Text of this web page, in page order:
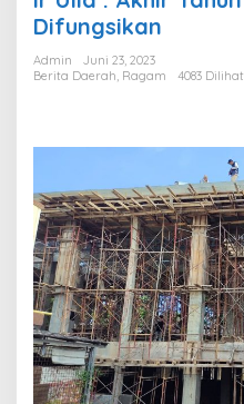
Ir
Akhir
Difungsikan
Admin
Juni 23, 2023
Berita Daerah, Ragam 4083 Dilihat